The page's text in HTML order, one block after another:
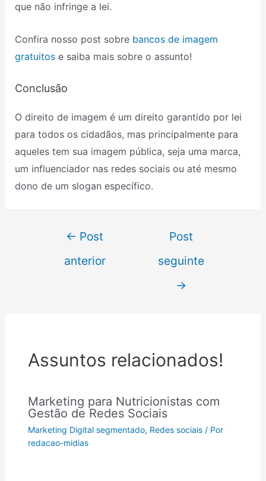
que não infringe a lei.
Confira nosso post sobre bancos de imagem
gratuitose saiba mais sobre o assunto!
Conclusão
O direito de imagem é um direito garantido por lei
para todos os cidadãos, mas principalmente para
aqueles tem sua imagem pública, seja uma marca,
um influenciador nas redes sociais ou até mesmo
dono de um slogan específico.
← Post
anterior
Post
seguinte
→
Assuntos relacionados!
Marketing para Nutricionistas com
Gestão de Redes Sociais
Marketing Digital segmentado, Redes sociais / Por
redacao-midias